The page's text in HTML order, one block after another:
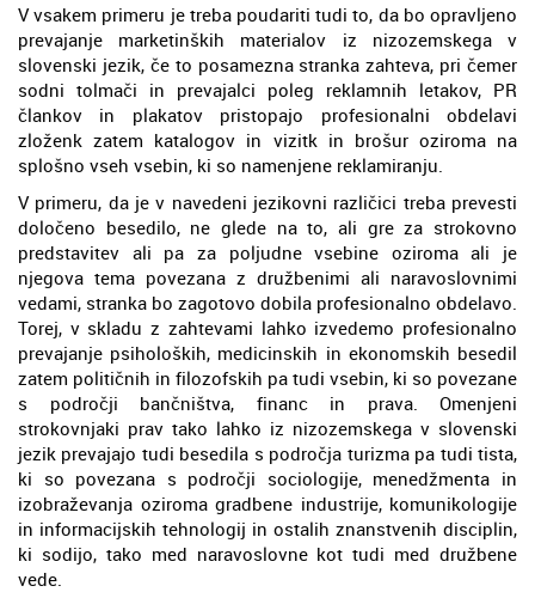
V vsakem primeru je treba poudariti tudi to, da bo opravljeno
prevajanje marketinških materialov iz nizozemskega v
slovenski jezik, če to posamezna stranka zahteva, pri čemer
sodni tolmači in prevajalci poleg reklamnih letakov, PR
člankov in plakatov pristopajo profesionalni obdelavi
zloženk zatem katalogov in vizitk in brošur oziroma na
splošno vseh vsebin, ki so namenjene reklamiranju.
V primeru, da je v navedeni jezikovni različici treba prevesti
določeno besedilo, ne glede na to, ali gre za strokovno
predstavitev ali pa za poljudne vsebine oziroma ali je
njegova tema povezana z družbenimi ali naravoslovnimi
vedami, stranka bo zagotovo dobila profesionalno obdelavo.
Torej, v skladu z zahtevami lahko izvedemo profesionalno
prevajanje psiholoških, medicinskih in ekonomskih besedil
zatem političnih in filozofskih pa tudi vsebin, ki so povezane
s področji bančništva, financ in prava. Omenjeni
strokovnjaki prav tako lahko iz nizozemskega v slovenski
jezik prevajajo tudi besedila s področja turizma pa tudi tista,
ki so povezana s področji sociologije, menedžmenta in
izobraževanja oziroma gradbene industrije, komunikologije
in informacijskih tehnologij in ostalih znanstvenih disciplin,
ki sodijo, tako med naravoslovne kot tudi med družbene
vede.